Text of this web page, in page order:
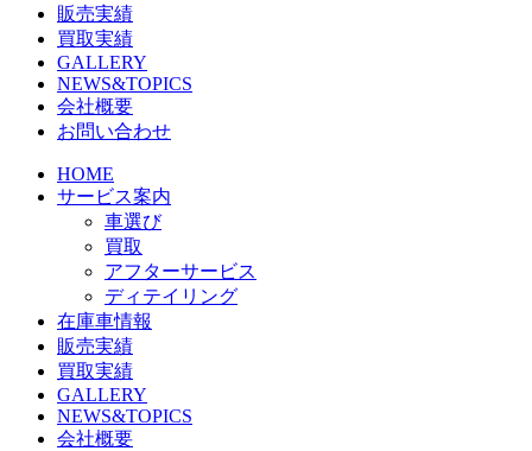
販売実績
買取実績
GALLERY
NEWS&TOPICS
会社概要
お問い合わせ
HOME
サービス案内
車選び
買取
アフターサービス
ディテイリング
在庫車情報
販売実績
買取実績
GALLERY
NEWS&TOPICS
会社概要